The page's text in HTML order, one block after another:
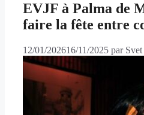
EVJF à Palma de
faire la fête entre
12/01/202616/11/2025 par Svet